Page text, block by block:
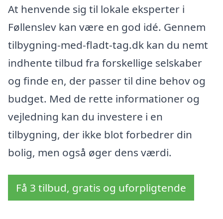
At henvende sig til lokale eksperter i
Føllenslev kan være en god idé. Gennem
tilbygning-med-fladt-tag.dk kan du nemt
indhente tilbud fra forskellige selskaber
og finde en, der passer til dine behov og
budget. Med de rette informationer og
vejledning kan du investere i en
tilbygning, der ikke blot forbedrer din
bolig, men også øger dens værdi.
Få 3 tilbud, gratis og uforpligtende